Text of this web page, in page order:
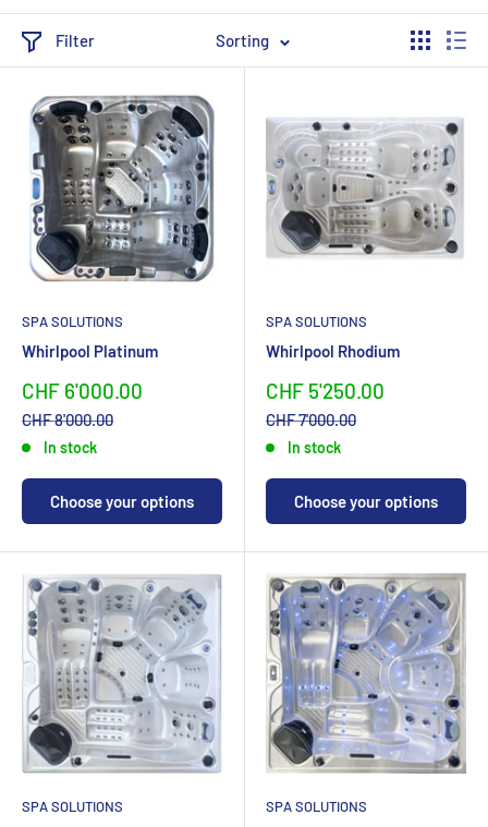
Filter Sorting
SPA SOLUTIONS
Whirlpool Platinum
Sonderpreis
CHF 6'000.00
Normalpreis
CHF 8'000.00
In stock
Choose your options
SPA SOLUTIONS
Whirlpool Rhodium
Sonderpreis
CHF 5'250.00
Normalpreis
CHF 7'000.00
In stock
Choose your options
SPA SOLUTIONS SPA SOLUTIONS